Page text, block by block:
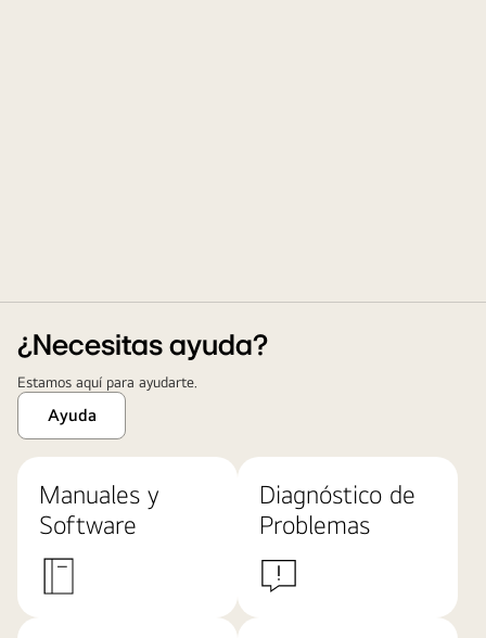
¿Necesitas ayuda?
Estamos aquí para ayudarte.
Ayuda
Manuales y
Software
Diagnóstico de
Problemas